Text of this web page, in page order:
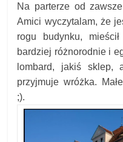
Na parterze od
Amici wyczytalam, że
rogu budynku,
bardziej różnorodnie i
lombard, jakiś sklep,
przyjmuje wróżka.
;).